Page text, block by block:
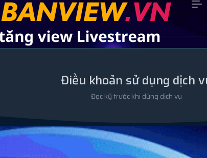
Điều khoản sử dụng dịch
Đọc kỹ trước khi dùng dịch vụ